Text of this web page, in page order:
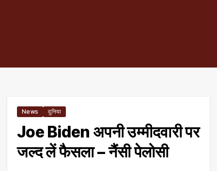
News दुनिया
Joe Biden अपनी उम्मीदवारी पर
जल्द लें फैसला – नैंसी पेलोसी